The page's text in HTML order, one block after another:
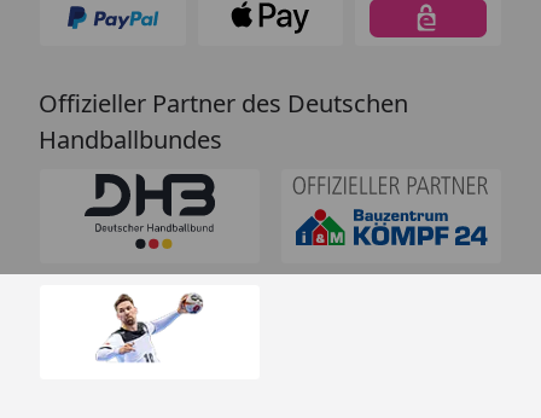
Offizieller Partner des Deutschen
Handballbundes